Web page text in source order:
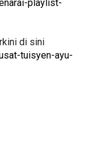
di sini
tuisyen-ayu-